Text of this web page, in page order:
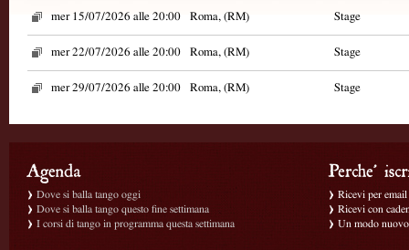
mer 15/07/2026 alle 20:00 Roma, (RM) Stage
mer 22/07/2026 alle 20:00 Roma, (RM) Stage
mer 29/07/2026 alle 20:00 Roma, (RM) Stage
Dove si balla tango oggi
Dove si balla tango questo fine settimana
I corsi di tango in programma questa settimana
Ricevi per
Ricevi con
Un modo